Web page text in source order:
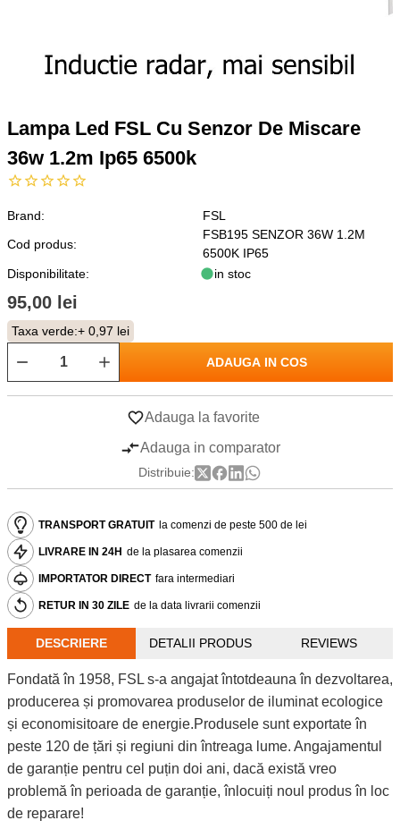
Lampa Led FSL Cu Senzor De Miscare
36w 1.2m Ip65 6500k
Brand:
FSL
Cod produs:
FSB195 SENZOR 36W 1.2M
6500K IP65
Disponibilitate:
in stoc
95,00 lei
Taxa verde:+ 0,97 lei
ADAUGA IN COS
Adauga la favorite
Adauga in comparator
Distribuie:
TRANSPORT GRATUIT la comenzi de peste 500 de lei
LIVRARE IN 24H de la plasarea comenzii
IMPORTATOR DIRECT fara intermediari
RETUR IN 30 ZILE de la data livrarii comenzii
DESCRIERE DETALII PRODUS REVIEWS
Fondată în 1958, FSL s-a angajat întotdeauna în dezvoltarea,
producerea și promovarea produselor de iluminat ecologice
și economisitoare de energie.Produsele sunt exportate în
peste 120 de țări și regiuni din întreaga lume. Angajamentul
de garanție pentru cel puțin doi ani, dacă există vreo
problemă în perioada de garanție, înlocuiți noul produs în loc
de reparare!